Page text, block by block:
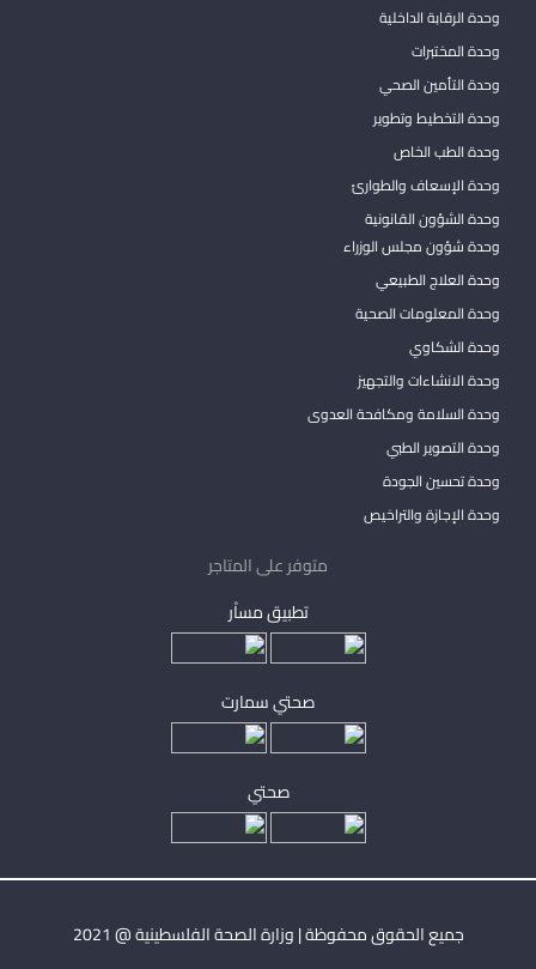
وحدة الرقابة الداخلية
وحدة المختبرات
وحدة التأمين الصحي
وحدة التخطيط وتطوير
وحدة الطب الخاص
وحدة الإسعاف والطوارئ
وحدة الشؤون القانونية
وحدة شؤون مجلس الوزراء
وحدة العلاج الطبيعي
وحدة المعلومات الصحية
وحدة الشكاوي
وحدة الانشاءات والتجهيز
وحدة السلامة ومكافحة العدوى
وحدة التصوير الطبي
وحدة تحسين الجودة
وحدة الإجازة والتراخيص
متوفر على المتاجر
تطبيق مساْر
صحتي سمارت
صحتي
جميع الحقوق محفوظة | وزارة الصحة الفلسطينية @ 2021